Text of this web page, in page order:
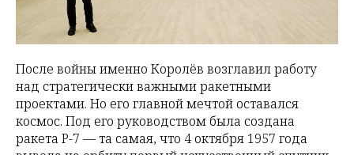
После войны именно Королёв возглавил работу
над стратегически важными ракетными
проектами. Но его главной мечтой оставался
космос. Под его руководством была создана
ракета Р-7 — та самая, что 4 октября 1957 года